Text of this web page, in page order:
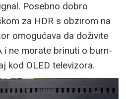
Posebno dobro
za HDR s obzirom na
omogućava da doživite
i ne morate brinuti o burn-
kod OLED televizora.